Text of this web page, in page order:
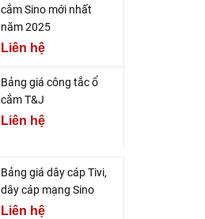
cắm Sino mới nhất
năm 2025
Liên hệ
Bảng giá công tắc ổ
cắm T&J
Liên hệ
Bảng giá dây cáp Tivi,
dây cáp mạng Sino
Liên hệ